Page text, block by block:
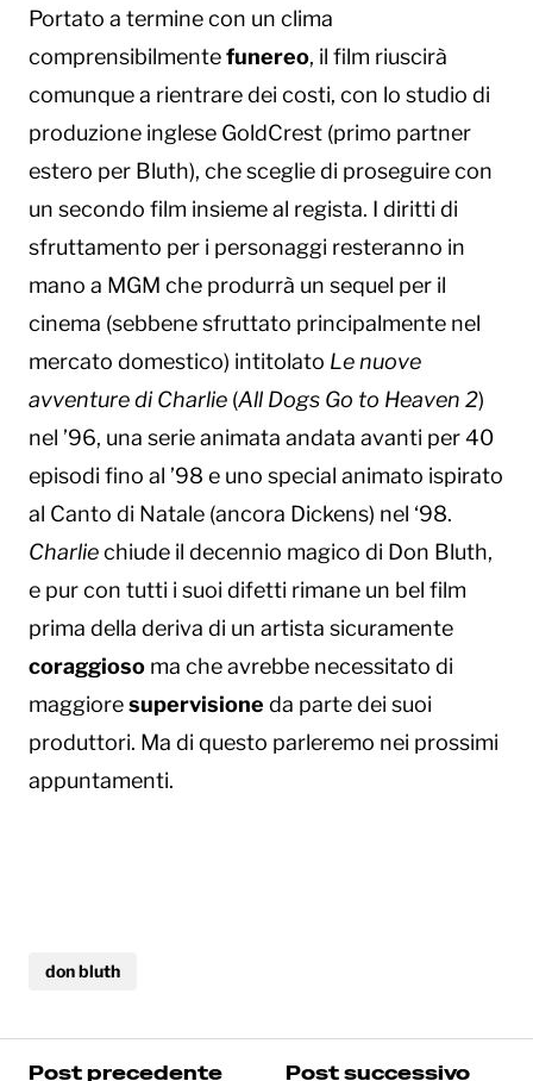
Portato a termine con un clima
comprensibilmentefunereo, il film riuscirà
comunque a rientrare dei costi, con lo studio di
produzione inglese GoldCrest (primo partner
estero per Bluth), che sceglie di proseguire con
un secondo film insieme al regista. I diritti di
sfruttamento per i personaggi resteranno in
mano a MGM che produrrà un sequel per il
cinema (sebbene sfruttato principalmente nel
mercato domestico) intitolato Le nuove
avventure di Charlie (All Dogs Go to Heaven 2)
nel ’96, una serie animata andata avanti per 40
episodi fino al ’98 e uno special animato ispirato
al Canto di Natale (ancora Dickens) nel ‘98.
Charliechiude il decennio magico di Don Bluth,
e pur con tutti i suoi difetti rimane un bel film
prima della deriva di un artista sicuramente
coraggioso ma che avrebbe necessitato di
maggioresupervisione da parte dei suoi
produttori. Ma di questo parleremo nei prossimi
appuntamenti.
don bluth
Post precedente Post successivo